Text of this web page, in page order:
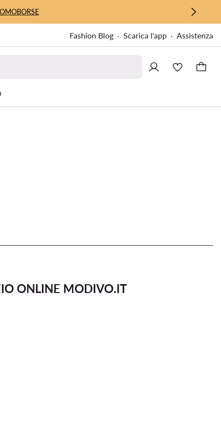
BORSE
Fashion Blog Scarica l'app Assistenza
ONLINE MODIVO.IT